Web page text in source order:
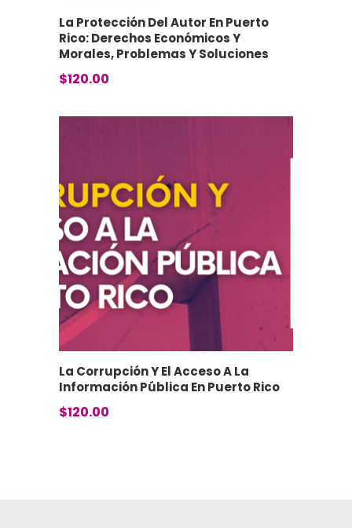
La Protección Del Autor En Puerto
Rico: Derechos Económicos Y
Morales, Problemas Y Soluciones
$120.00
La Corrupción Y El Acceso A La
Información Pública En Puerto Rico
$120.00